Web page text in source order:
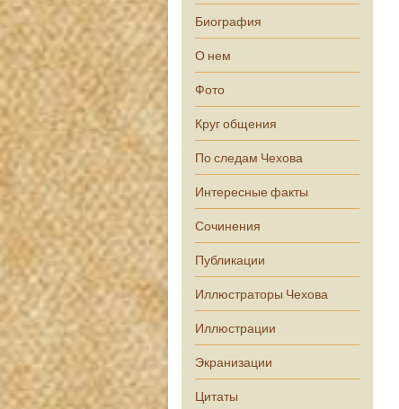
Биография
О нем
Фото
Круг общения
По следам Чехова
Интересные факты
Сочинения
Публикации
Иллюстраторы Чехова
Иллюстрации
Экранизации
Цитаты